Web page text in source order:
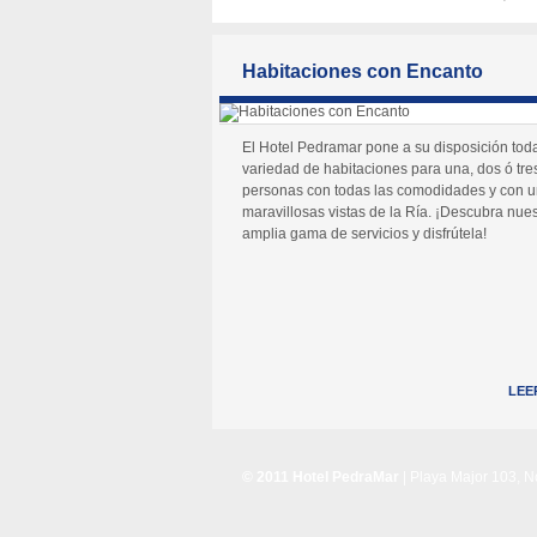
Habitaciones con Encanto
El Hotel Pedramar pone a su disposición
variedad de habitaciones para una, dos ó
personas con todas las comodidades y con
maravillosas vistas de la Ría. ¡Descubra
amplia gama de servicios y disfrútela!